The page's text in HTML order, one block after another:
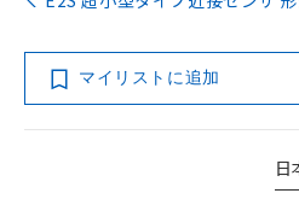
マイリストに追加
日